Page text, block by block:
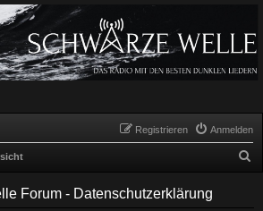
Liedern
Anmelden
Registrieren
Forum - Datenschutzerklärung